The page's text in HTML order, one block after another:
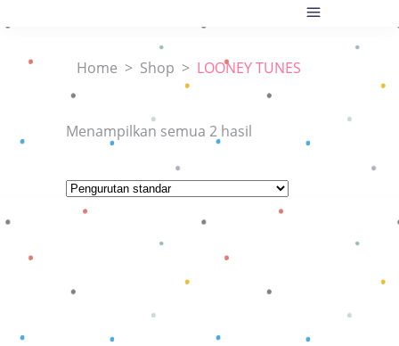
Home > Shop > LOONEY TUNES
Menampilkan semua 2 hasil